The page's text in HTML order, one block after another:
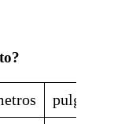
pulgadas